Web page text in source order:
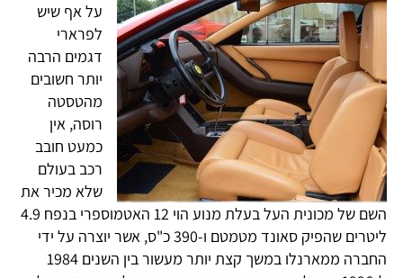
על אף שיש
לפרארי
דגמים הרבה
יותר חשובים
מהטסטה
רוסה, אין
כמעט חובב
רכב בעולם
שלא מכיר את
השם של מכונית העל בעלת מנוע הוי 12 האטמוספרי בנפח 4.9
ליטרים שהפיק סאונד מטמטם ו-390 כ"ס, אשר יוצרה על ידי
החברה ממארנלו במשך קצת יותר מעשור בין השנים 1984